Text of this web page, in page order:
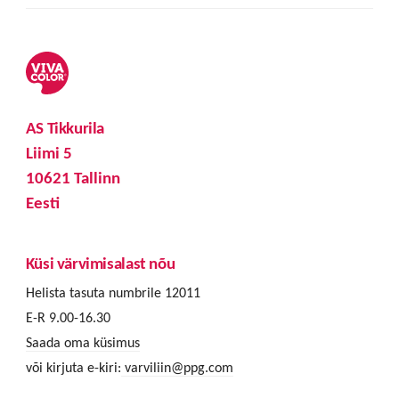
AS Tikkurila
Liimi 5
10621 Tallinn
Eesti
Küsi värvimisalast nõu
Helista tasuta numbrile 12011
E-R 9.00-16.30
Saada oma küsimus
või kirjuta e-kiri: varviliin@ppg.com